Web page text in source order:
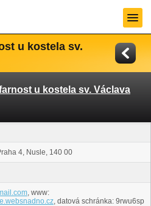
u kostela sv.
u kostela sv. Václava
4, Nusle, 140 00
, www:
, datová schránka: 9rwu6sp